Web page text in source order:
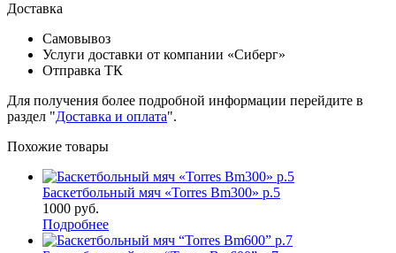
Доставка
Самовывоз
Услуги доставки от компании «Сиберг»
Отправка ТК
Для получения более подробной информации перейдите в
раздел "Доставка и оплата".
Похожие товары
Баскетбольный мяч «Torres Bm300» р.5
1000 руб.
Подробнее